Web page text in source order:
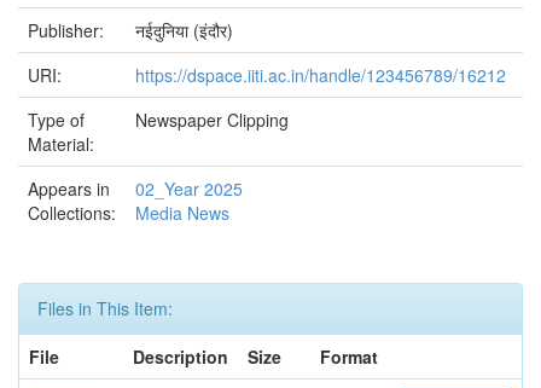
Publisher:
नईदुनिया (इंदौर)
URI:
https://dspace.iiti.ac.in/handle/123456789/16212
Type of
Material:
Newspaper Clipping
Appears in
Collections:
02_Year 2025
Media News
Files in This Item:
File
Description Size
Format